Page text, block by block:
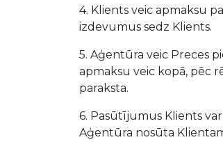
4. Klients veic apmaksu
izdevumus sedz Klients.
5. Aģentūra veic Preces
apmaksu veic kopā, pēc
paraksta.
6. Pasūtījumus Klients
Aģentūra nosūta